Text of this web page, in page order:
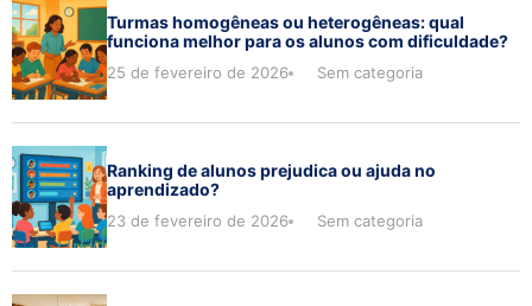
Turmas homogêneas ou heterogêneas: qual
funciona melhor para os alunos com dificuldade?
25 de fevereiro de 2026 Sem categoria
Ranking de alunos prejudica ou ajuda no
aprendizado?
23 de fevereiro de 2026 Sem categoria